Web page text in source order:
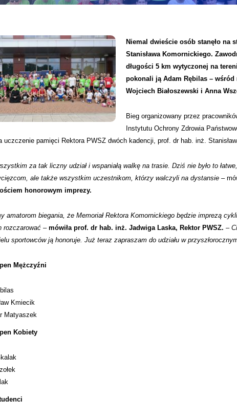
Niemal dwieście osób stanęło na
Stanisława Komornickiego.
długości 5 km wytyczonej na
pokonali ją Adam Rębilas –
Wojciech Białoszewski i Anna
Bieg organizowany przez
Instytutu Ochrony Zdrowia
uczczenie pamięci Rektora PWSZ dwóch kadencji, prof. dr hab. inż.
za tak liczny udział i wspaniałą walkę na trasie. Dziś nie było to
ale także wszystkim uczestnikom, którzy walczyli na dystansie –
honorowym imprezy.
amatorom biegania, że Memoriał Rektora Komornickiego będzie imprezą
rozczarować –mówiła prof. dr hab. inż. Jadwiga Laska, Rektor PWSZ.–
sportowców ją honoruje. Już teraz zapraszam do udziału w
Mężczyźni
Kmiecik
Matyaszek
Kobiety